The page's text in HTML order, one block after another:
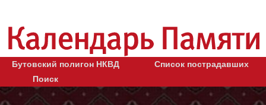
Бутовский полигон НКВД
Список пострадавших
Поиск